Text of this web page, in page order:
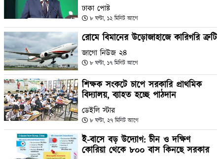
ঢাকা পোষ্ট
৮ ঘণ্টা, ১২ মিনিট আগে
রোমে বিমানের উড়োজাহাজে কারিগরি ত্রুটি
জাগো নিউজ ২৪
৮ ঘণ্টা, ১৭ মিনিট আগে
শিক্ষক সংকটে চাপে সরকারি প্রাথমিক
বিদ্যালয়, ব্যাহত হচ্ছে পাঠদান
ডেইলি স্টার
৮ ঘণ্টা, ২৭ মিনিট আগে
ই-বাসে বড় উদ্যোগ: চীন ও দক্ষিণ
কোরিয়া থেকে ৮০০ বাস কিনছে সরকার